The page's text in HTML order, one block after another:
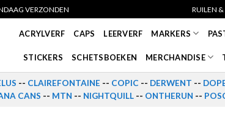
VERZONDEN RUILEN
ACRYLVERF CAPS LEERVERF MARKERS
STICKERS SCHETSBOEKEN MERCHANDISE
-- CLAIREFONTAINE -- COPIC -- DERWENT --
CANS -- MTN -- NIGHTQUILL -- ONTHERUN --